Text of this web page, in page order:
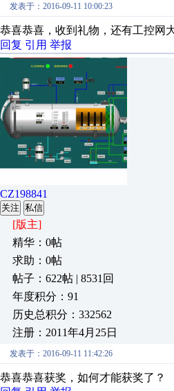
发表于：2016-09-11 10:00:23
恭喜恭喜，收到礼物，还有工控网
回复 引用 举报
CZ198841
关注 私信
[版主]
精华：0帖
求助：0帖
帖子：622帖 | 8531回
年度积分：91
历史总积分：332562
注册：2011年4月25日
发表于：2016-09-11 11:42:26
恭喜恭喜获奖，如何才能获奖了？